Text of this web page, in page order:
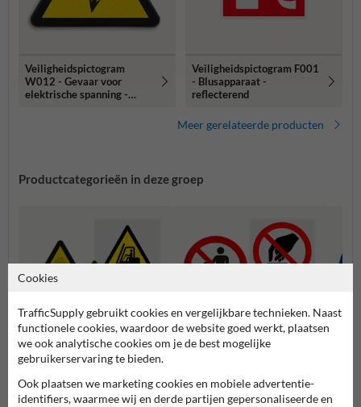
Veiligheidspictogram
W012 - Gevaar voor
elektrische spanning -
Veiligheidspictogram F001
- Blusapparaat -
reflecterend
Meer gerelateerde producten
Productcategorieën in deze groep
n
Verbodspictogrammen
Cookies
TrafficSupply gebruikt cookies en vergelijkbare technieken. Naast
functionele cookies, waardoor de website goed werkt, plaatsen
we ook analytische cookies om je de best mogelijke
gebruikerservaring te bieden.
Ook plaatsen we marketing cookies en mobiele advertentie-
identifiers, waarmee wij en derde partijen gepersonaliseerde en